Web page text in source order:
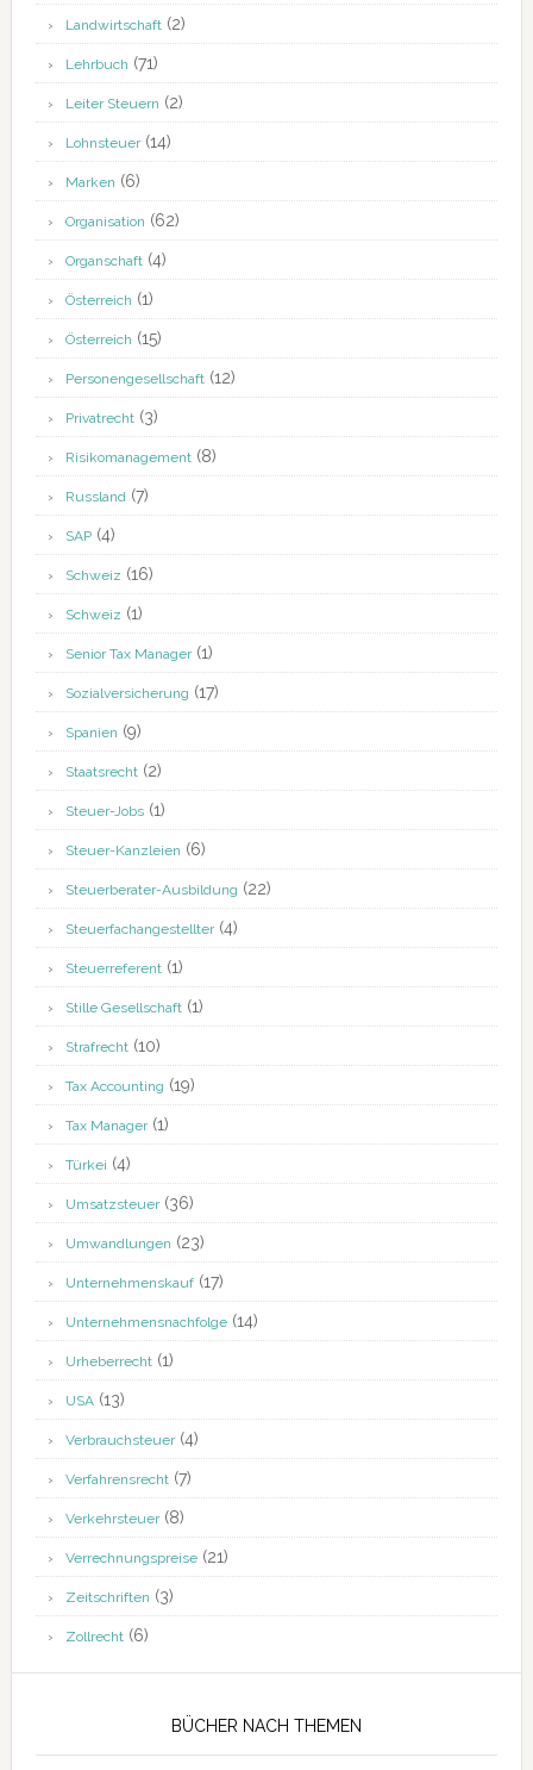
Landwirtschaft(2)
Lehrbuch (71)
Leiter Steuern (2)
Lohnsteuer(14)
Marken (6)
Organisation (62)
Organschaft(4)
Österreich (1)
Österreich (15)
Personengesellschaft(12)
Privatrecht(3)
Risikomanagement(8)
Russland (7)
SAP(4)
Schweiz (16)
Schweiz (1)
Senior Tax Manager(1)
Sozialversicherung (17)
Spanien (9)
Staatsrecht(2)
Steuer-Jobs(1)
Steuer-Kanzleien (6)
Steuerberater-Ausbildung (22)
Steuerfachangestellter(4)
Steuerreferent(1)
Stille Gesellschaft(1)
Strafrecht(10)
Tax Accounting (19)
Tax Manager(1)
Türkei (4)
Umsatzsteuer(36)
Umwandlungen (23)
Unternehmenskauf(17)
Unternehmensnachfolge(14)
Urheberrecht(1)
USA(13)
Verbrauchsteuer(4)
Verfahrensrecht(7)
Verkehrsteuer(8)
Verrechnungspreise(21)
Zeitschriften (3)
Zollrecht(6)
BÜCHER NACH THEMEN